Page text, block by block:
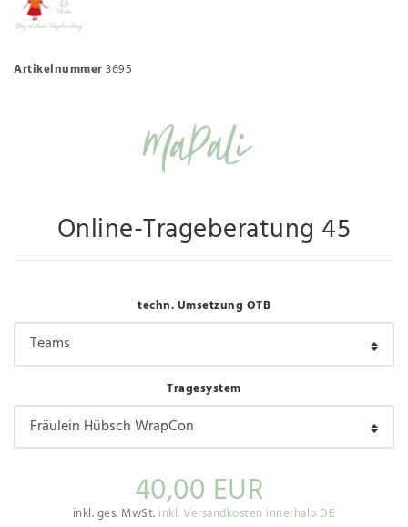
Artikelnummer3695
Online-Trageberatung 45
techn. Umsetzung OTB
Tragesystem
40,00 EUR
inkl. ges. MwSt. inkl. Versandkosten innerhalb DE